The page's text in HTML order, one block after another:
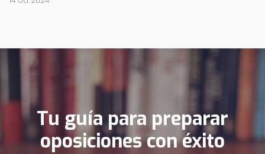
Tu guía para preparar
oposiciones con éxito